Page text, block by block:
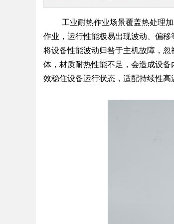
工业耐热作业场景覆盖热处理
作业，运行性能极易出现波动、偏
将设备性能波动归咎于主机故障，
体，材质耐热性能不足，会造成设
效稳住设备运行状态，适配持续性高